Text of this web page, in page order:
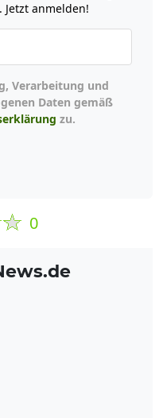
Jetzt anmelden!
Daten gemäß
zu.
0